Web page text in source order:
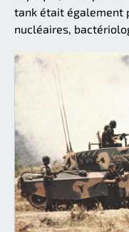
tank était également
nucléaires,